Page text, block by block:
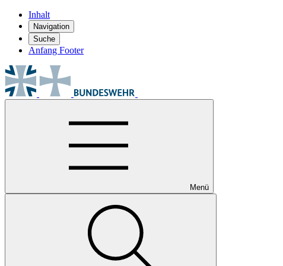
Inhalt
Navigation
Suche
Anfang Footer
Menü